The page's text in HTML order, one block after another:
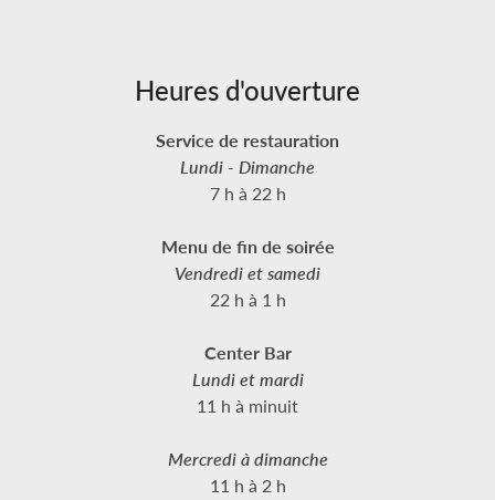
Heures d'ouverture
Service de restauration
Lundi - Dimanche
7 h à 22 h
Menu de fin de soirée
Vendredi et samedi
22 h à 1 h
Center Bar
Lundi et mardi
11 h à minuit
Mercredi à dimanche
11 h à 2 h